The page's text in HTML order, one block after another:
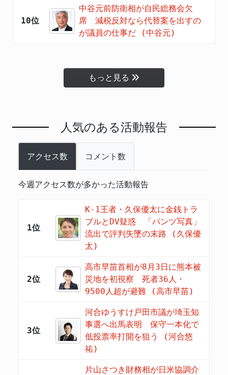
10位
中谷元前防衛相が自民総務会欠
席 減税反対なら代替案を出すの
が議員の仕事だ (中谷元)
もっと見る
人気のある活動報告
アクセス数 コメント数
今週アクセス数が多かった活動報告
1位
K-1王者・久保優太に金銭トラ
ブルとDV疑惑 「パンツ写真」
流出で評判失墜の末路 (久保優
太)
2位
高市早苗首相が8月3日に熊本被
災地を初視察 死者36人・
9500人超が避難 (高市早苗)
3位
河合ゆうすけ戸田市議が埼玉知
事選へ出馬表明 保守一本化で
低投票率打開を狙う (河合悠
祐)
片山さつき財務相が日米協調介